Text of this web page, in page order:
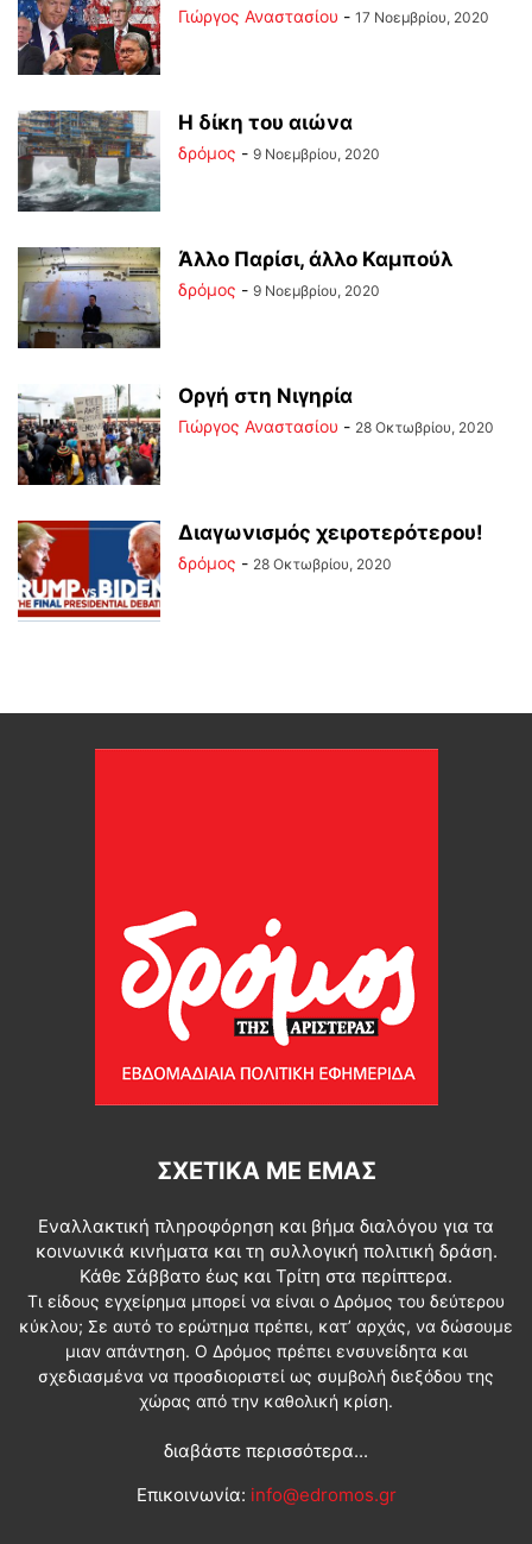
Γιώργος Αναστασίου - 17 Νοεμβρίου, 2020
Η δίκη του αιώνα
δρόμος - 9 Νοεμβρίου, 2020
Άλλο Παρίσι, άλλο Καμπούλ
δρόμος - 9 Νοεμβρίου, 2020
Οργή στη Νιγηρία
Γιώργος Αναστασίου - 28 Οκτωβρίου, 2020
Διαγωνισμός χειροτερότερου!
δρόμος - 28 Οκτωβρίου, 2020
ΣΧΕΤΙΚΆ ΜΕ ΕΜΆΣ
Εναλλακτική πληροφόρηση και βήμα διαλόγου για τα
κοινωνικά κινήματα και τη συλλογική πολιτική δράση.
Κάθε Σάββατο έως και Τρίτη στα περίπτερα.
Τι είδους εγχείρημα μπορεί να είναι ο Δρόμος του δεύτερου
κύκλου; Σε αυτό το ερώτημα πρέπει, κατ’ αρχάς, να δώσουμε
μιαν απάντηση. Ο Δρόμος πρέπει ενσυνείδητα και
σχεδιασμένα να προσδιοριστεί ως συμβολή διεξόδου της
χώρας από την καθολική κρίση.
διαβάστε περισσότερα...
Επικοινωνία: info@edromos.gr